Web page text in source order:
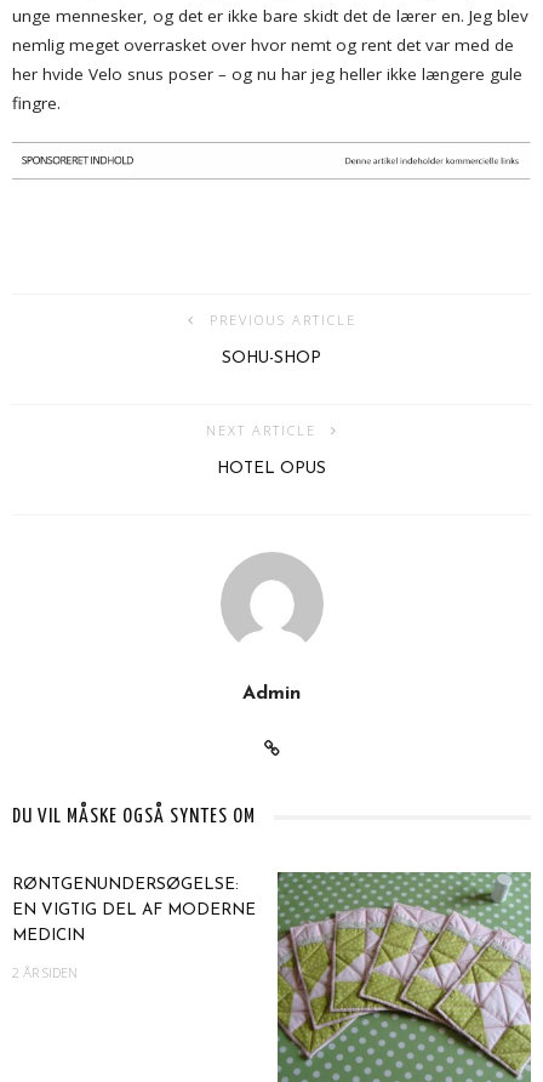
unge mennesker, og det er ikke bare skidt det de lærer en. Jeg blev
nemlig meget overrasket over hvor nemt og rent det var med de
her hvide Velo snus poser – og nu har jeg heller ikke længere gule
fingre.
PREVIOUS ARTICLE
SOHU-SHOP
NEXT ARTICLE
HOTEL OPUS
Admin
DU VIL MÅSKE OGSÅ SYNTES OM
RØNTGENUNDERSØGELSE:
EN VIGTIG DEL AF MODERNE
MEDICIN
2 ÅR SIDEN